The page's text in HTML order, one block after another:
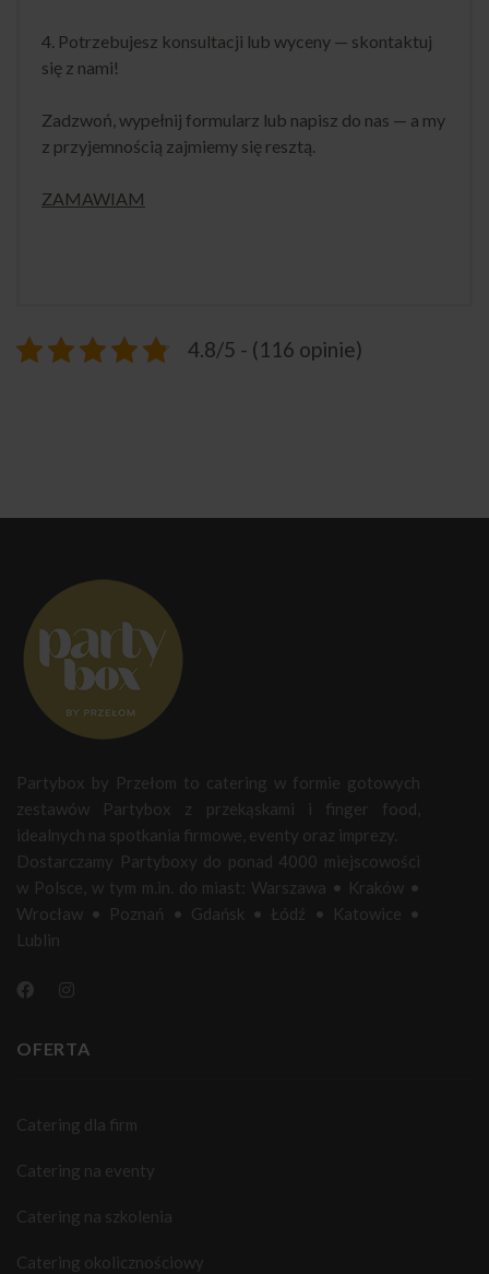
4. Potrzebujesz konsultacji lub wyceny — skontaktuj
się z nami!
Zadzwoń, wypełnij formularz lub napisz do nas — a my
z przyjemnością zajmiemy się resztą.
ZAMAWIAM
4.8/5 - (116 opinie)
Partybox by Przełom to catering w formie gotowych
zestawów Partybox z przekąskami i finger food,
idealnych na spotkania firmowe, eventy oraz imprezy.
Dostarczamy Partyboxy do ponad 4000 miejscowości
w Polsce, w tym m.in. do miast: Warszawa • Kraków •
Wrocław • Poznań • Gdańsk • Łódź • Katowice •
Lublin
OFERTA
Catering dla firm
Catering na eventy
Catering na szkolenia
Catering okolicznościowy